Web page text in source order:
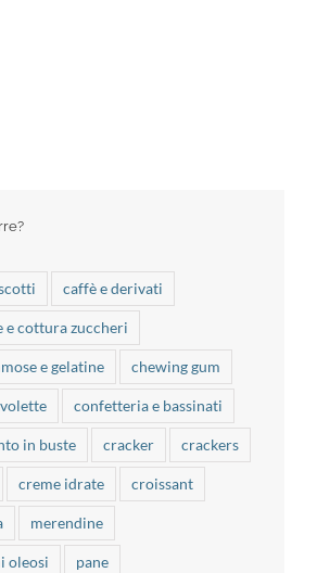
caffè e derivati
e cottura zuccheri
e gelatine chewing gum
confetteria e bassinati
in buste cracker crackers
creme idrate croissant
merendine
oleosi pane